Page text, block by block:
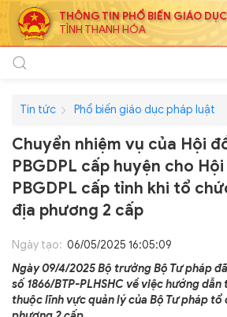
THÔNG TIN PHỔ BIẾN GIÁO
TỈNH THANH HÓA
Tin tức Phổ biến giáo dục pháp luật
Chuyển nhiệm vụ của Hội
PBGDPL cấp huyện cho
PBGDPL cấp tỉnh khi tổ
địa phương 2 cấp
Ngày tạo: 06/05/2025 16:05:09
Ngày 09/4/2025 Bộ trưởng Bộ Tư pháp
số 1866/BTP-PLHSHC về việc hướng
thuộc lĩnh vực quản lý của Bộ Tư pháp